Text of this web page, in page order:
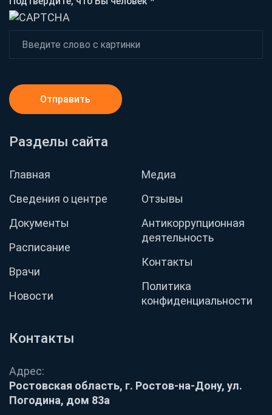
Контакты
Адрес:
Ростовская область, г. Ростов-на-Дону, ул.
Погодина, дом 83а
Разделы сайта
Главная
Сведения о центре
Документы
Расписание
Врачи
Новости
Медиа
Отзывы
Антикоррупционная
деятельность
Контакты
Политика
конфиденциальности
Отправить